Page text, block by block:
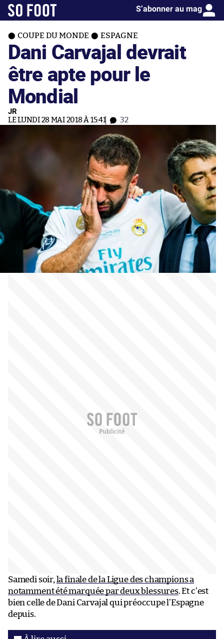
S’abonner au mag
COUPE DU MONDE ESPAGNE
Dani Carvajal devrait
être apte pour le
Mondial
JR
LE LUNDI 28 MAI 2018 À 15:41 32
Samedi soir, la finale de la Ligue des champions a
notamment été marquée par deux blessures. Et c’est
bien celle de Dani Carvajal qui préoccupe l’Espagne
depuis.